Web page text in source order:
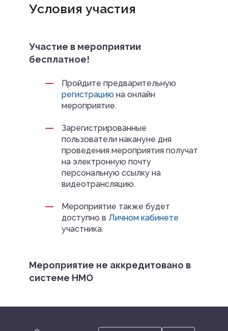
Условия участия
Участие в мероприятии
бесплатное!
Пройдите предварительную
регистрациюна онлайн
мероприятие.
Зарегистрированные
пользователи накануне дня
проведения мероприятия получат
на электронную почту
персональную ссылку на
видеотрансляцию.
Мероприятие также будет
доступно в Личном кабинете
участника.
Мероприятие не аккредитовано в
системе НМО